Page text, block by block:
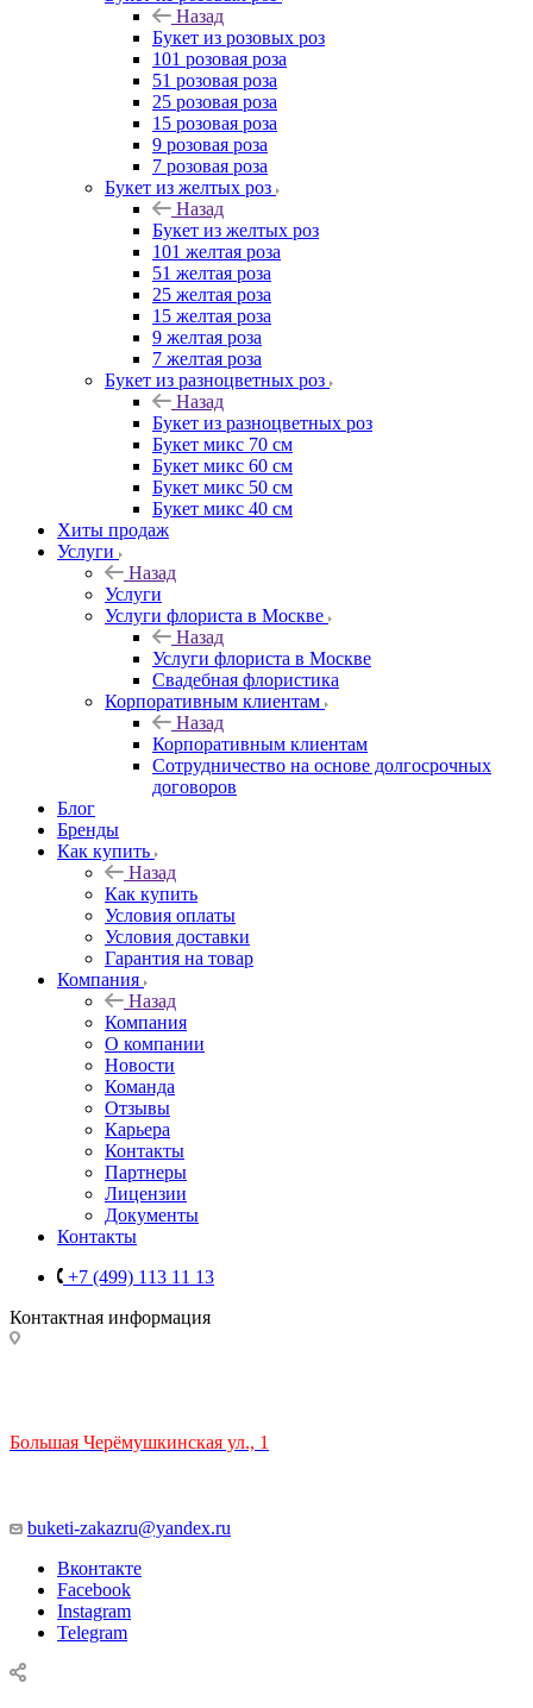
Назад
Букет из розовых роз
101 розовая роза
51 розовая роза
25 розовая роза
15 розовая роза
9 розовая роза
7 розовая роза
Букет из желтых роз
Назад
Букет из желтых роз
101 желтая роза
51 желтая роза
25 желтая роза
15 желтая роза
9 желтая роза
7 желтая роза
Букет из разноцветных роз
Назад
Букет из разноцветных роз
Букет микс 70 см
Букет микс 60 см
Букет микс 50 см
Букет микс 40 см
Хиты продаж
Услуги
Назад
Услуги
Услуги флориста в Москве
Назад
Услуги флориста в Москве
Свадебная флористика
Корпоративным клиентам
Назад
Корпоративным клиентам
Сотрудничество на основе долгосрочных
договоров
Блог
Бренды
Как купить
Назад
Как купить
Условия оплаты
Условия доставки
Гарантия на товар
Компания
Назад
Компания
О компании
Новости
Команда
Отзывы
Карьера
Контакты
Партнеры
Лицензии
Документы
Контакты
+7 (499) 113 11 13
Контактная информация
Большая Черёмушкинская ул., 1
buketi-zakazru@yandex.ru
Вконтакте
Facebook
Instagram
Telegram